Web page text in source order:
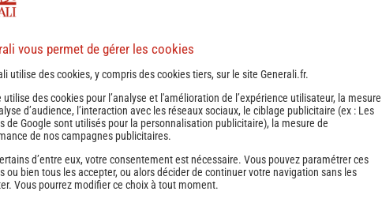
vous permet de gérer les cookies
utilise des cookies, y compris des cookies tiers, sur le site Generali.fr.
utilise des cookies pour l’analyse et l'amélioration de l’expérience utilisateur, la mesure
d’audience, l’interaction avec les réseaux sociaux, le ciblage publicitaire (ex : Les
de Google sont utilisés pour la personnalisation publicitaire), la mesure de
de nos campagnes publicitaires.
d’entre eux, votre consentement est nécessaire. Vous pouvez paramétrer ces
ou bien tous les accepter, ou alors décider de continuer votre navigation sans les
Vous pourrez modifier ce choix à tout moment.